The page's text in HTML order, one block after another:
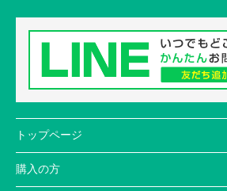
トップページ
購入の方